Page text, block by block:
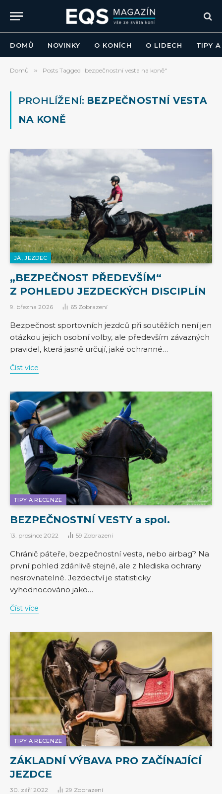
DOMŮ NOVINKY O KONÍCH O LIDECH TIPY A
Domů » Posts Tagged "bezpečnostní vesta na koně"
PROHLÍŽENÍ: BEZPEČNOSTNÍ VESTA
NA KONĚ
JÁ, JEZDEC
„BEZPEČNOST PŘEDEVŠÍM“
Z POHLEDU JEZDECKÝCH DISCIPLÍN
9. března 2026 65 Zobrazení
Bezpečnost sportovních jezdců při soutěžích není jen
otázkou jejich osobní volby, ale především závazných
pravidel, která jasně určují, jaké ochranné…
Číst více
TIPY A RECENZE
BEZPEČNOSTNÍ VESTY a spol.
13. prosince 2022 59 Zobrazení
Chránič páteře, bezpečnostní vesta, nebo airbag? Na
první pohled zdánlivě stejné, ale z hlediska ochrany
nesrovnatelné. Jezdectví je statisticky
vyhodnocováno jako…
Číst více
TIPY A RECENZE
ZÁKLADNÍ VÝBAVA PRO ZAČÍNAJÍCÍ
JEZDCE
30. září 2022 29 Zobrazení